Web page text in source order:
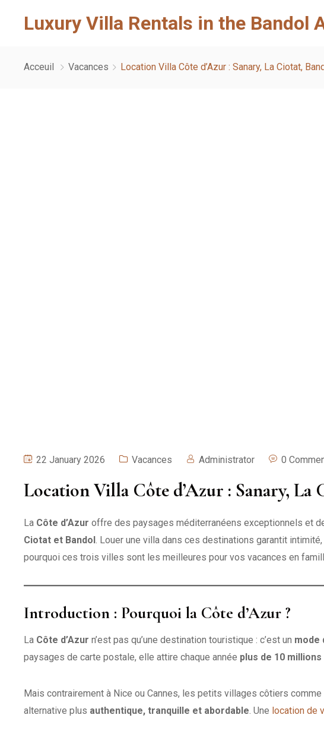
Luxury Villa Rentals in the Bandol
Acceuil Vacances Location Villa Côte d’Azur : Sanary, La Ciotat,
22 January 2026 Vacances Administrator 0
Location Villa Côte d’Azur : Sanary,
La Côte d’Azur offre des paysages méditerranéens exceptionnels et
Ciotat et Bandol. Louer une villa dans ces destinations garantit
pourquoi ces trois villes sont les meilleures pour vos vacances en
Introduction : Pourquoi la Côte d’Azur ?
La Côte d’Azur n’est pas qu’une destination touristique : c’est un mode
paysages de carte postale, elle attire chaque année plus de 10
Mais contrairement à Nice ou Cannes, les petits villages côtiers comme
alternative plus authentique, tranquille et abordable . Une location de